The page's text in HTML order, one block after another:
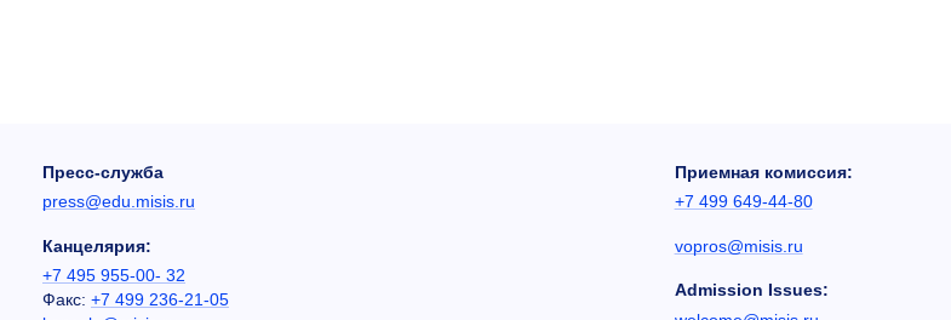
Пресс-служба
press@edu.misis.ru
Канцелярия:
+7 495 955-00- 32
Факс: +7 499 236-21-05
Приемная комиссия:
+7 499 649-44-80
vopros@misis.ru
Admission Issues: